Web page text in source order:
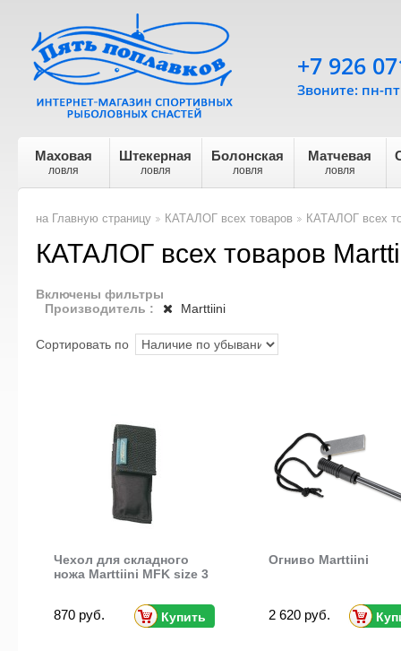
Маховая
ловля
Штекерная
ловля
Болонская
ловля
Матчевая
ловля
+7 926
Звоните: пн-
на Главную страницу
КАТАЛОГ всех товаров
КАТАЛОГ всех
КАТАЛОГ всех товаров
Включены фильтры
Производитель :
Marttiini
Сортировать по
Чехол для складного
ножа Marttiini MFK size 3
870 руб. Купить
Огниво Marttiini
2 620 руб.